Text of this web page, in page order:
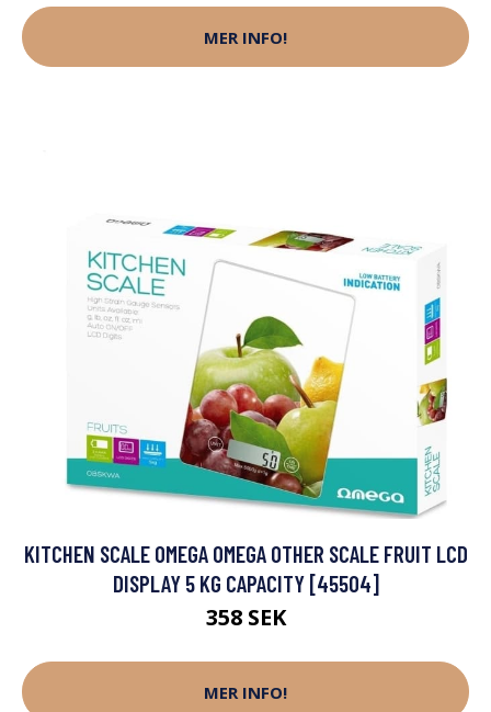
MER INFO!
KITCHEN SCALE OMEGA OMEGA OTHER SCALE FRUIT LCD
DISPLAY 5 KG CAPACITY [45504]
358 SEK
MER INFO!